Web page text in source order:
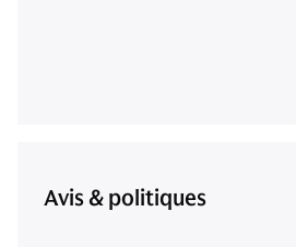
Avis & politiques